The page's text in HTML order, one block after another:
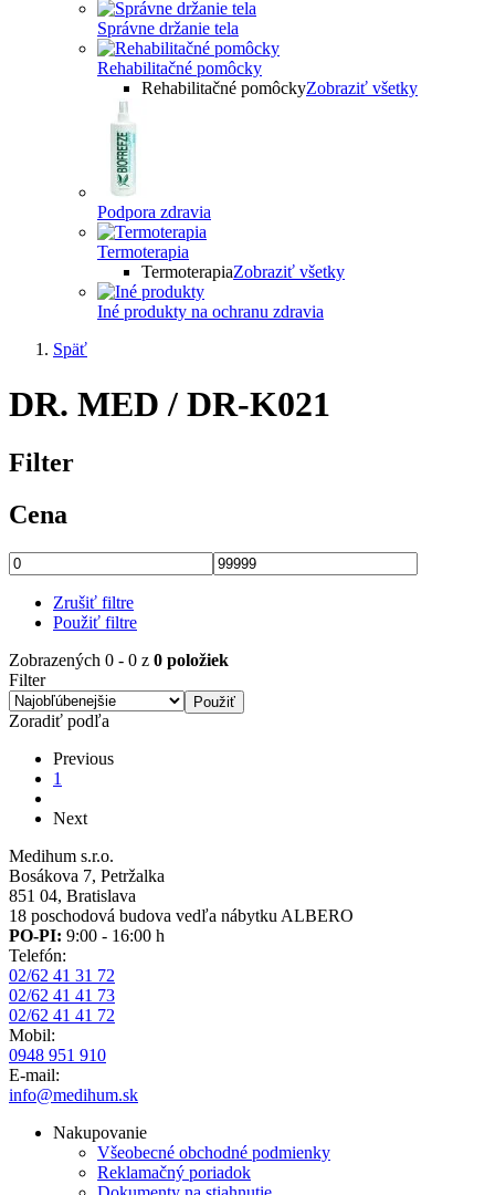
Správne držanie tela
Rehabilitačné pomôcky
Rehabilitačné pomôckyZobraziť všetky
Podpora zdravia
Termoterapia
TermoterapiaZobraziť všetky
Iné produkty na ochranu zdravia
Späť
DR. MED / DR-K021
Filter
Cena
Zrušiť filtre
Použiť filtre
Zobrazených 0 - 0 z 0 položiek
Filter
Zoradiť podľa
Pagination
Previous
page
Previous
Aktuálna
1
Ďalšia
Next
Medihum s.r.o.
Bosákova 7, Petržalka
851 04, Bratislava
18 poschodová budova vedľa nábytku ALBERO
PO-PI: 9:00 - 16:00 h
Telefón:
02/62 41 31 72
02/62 41 41 73
02/62 41 41 72
Mobil:
0948 951 910
E-mail:
info@medihum.sk
Nakupovanie
Všeobecné obchodné podmienky
Reklamačný poriadok